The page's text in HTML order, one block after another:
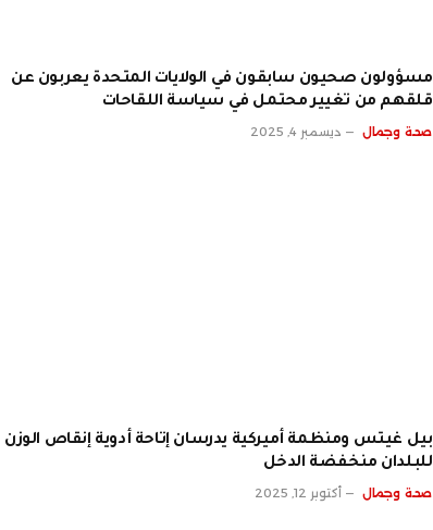
مسؤولون صحيون سابقون في الولايات المتحدة يعربون عن
قلقهم من تغيير محتمل في سياسة اللقاحات
صحة وجمال ديسمبر 4, 2025
بيل غيتس ومنظمة أميركية يدرسان إتاحة أدوية إنقاص الوزن
للبلدان منخفضة الدخل
صحة وجمال أكتوبر 12, 2025